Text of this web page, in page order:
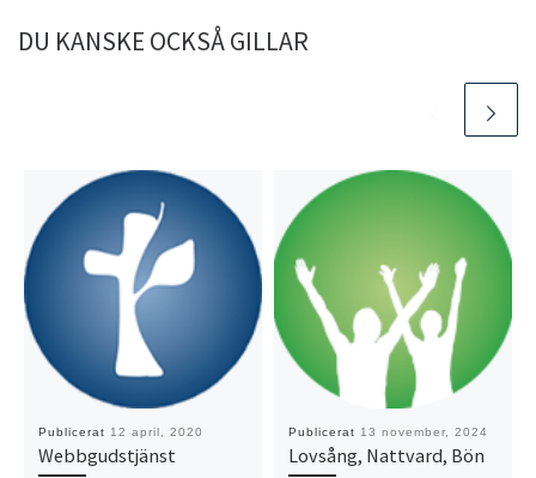
DU KANSKE OCKSÅ GILLAR
Publicerat 12 april, 2020
Webbgudstjänst
Publicerat 13 november, 2024
Lovsång, Nattvard, Bön